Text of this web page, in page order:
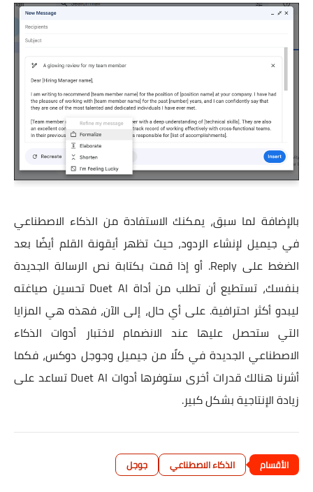
بالإضافة لما سبق، يمكنك الاستفادة من الذكاء الاصطناعي
في جيميل لإنشاء الردود، حيث تظهر أيقونة القلم أيضًا بعد
الضغط على Reply. أو إذا قمت بكتابة نص الرسالة الجديدة
بنفسك، تستطيع أن تطلب من أداة Duet AI تحسين صياغته
ليبدو أكثر احترافية. على أي حال، إلى الآن، فهذه هي المزايا
التي ستحصل عليها عند الانضمام لاختبار أدوات الذكاء
الاصطناعي الجديدة في كلًا من جيميل وجوجل دوكس، فكما
أشرنا هنالك قدرات أخرى ستوفرها أدوات Duet AI تساعد على
زيادة الإنتاجية بشكل كبير.
الذكاء الاصطناعي جوجل